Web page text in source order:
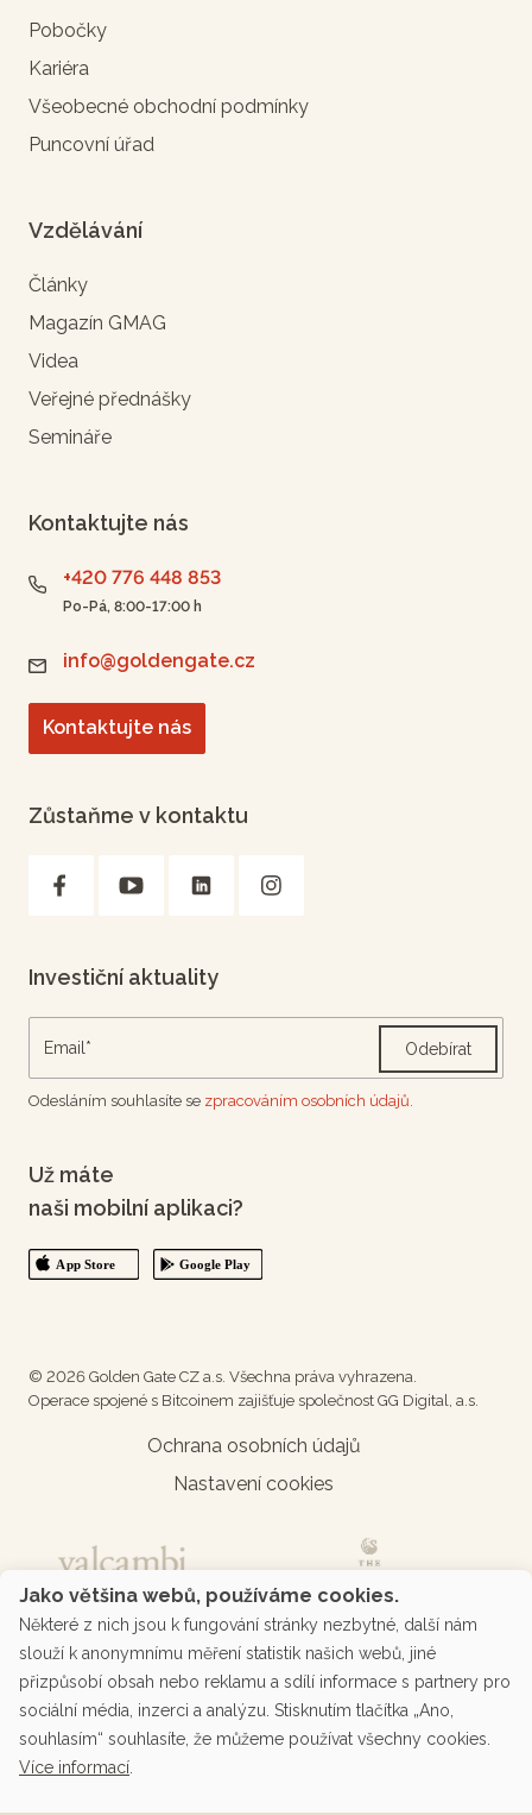
Pobočky
Kariéra
Všeobecné obchodní podmínky
Puncovní úřad
Vzdělávání
Články
Magazín GMAG
Videa
Veřejné přednášky
Semináře
Kontaktujte nás
+420 776 448 853
Po-Pá, 8:00-17:00 h
info@goldengate.cz
Kontaktujte nás
Zůstaňme v kontaktu
Investiční aktuality
Odebírat
Odesláním souhlasíte se zpracováním osobních údajů.
Už máte
naši mobilní aplikaci?
© 2026 Golden Gate CZ a.s. Všechna práva vyhrazena.
Operace spojené s Bitcoinem zajišťuje společnost GG Digital, a.s.
Ochrana osobních údajů
Nastavení cookies
Jako většina webů, používáme cookies.
Některé z nich jsou k fungování stránky nezbytné, další nám
slouží k anonymnímu měření statistik našich webů, jiné
přizpůsobí obsah nebo reklamu a sdílí informace s partnery pro
sociální média, inzerci a analýzu. Stisknutím tlačítka „Ano,
souhlasím“ souhlasíte, že můžeme používat všechny cookies.
Více informací